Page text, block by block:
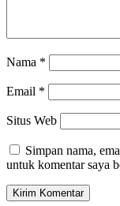
Nama *
Email *
Situs Web
Simpan nama,
untuk komentar saya